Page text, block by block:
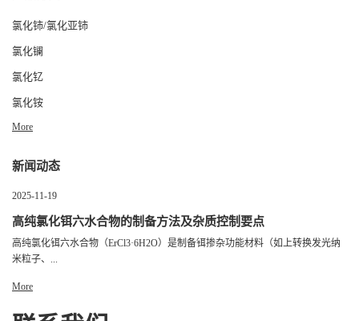
氯化铈/氯化亚铈
氯化镧
氯化钇
氯化铵
More
新闻动态
2025-11-19
高纯氯化铒六水合物的制备方法及杂质控制要点
高纯氯化铒六水合物（ErCl3·6H2O）是制备铒掺杂功能材料（如上转换发光纳
米粒子、...
More